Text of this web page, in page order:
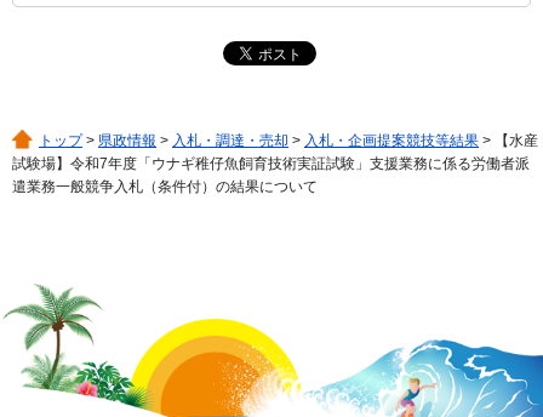
トップ> 県政情報 > 入札・調達・売却 > 入札・企画提案競技等結果 > 【水産
試験場】令和7年度「ウナギ稚仔魚飼育技術実証試験」支援業務に係る労働者派
遣業務一般競争入札（条件付）の結果について